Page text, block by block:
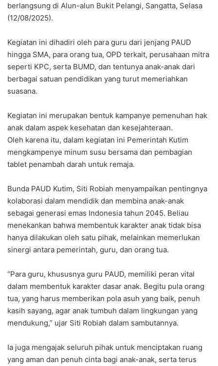
berlangsung di Alun-alun Bukit Pelangi, Sangatta, Selasa
(12/08/2025).
Kegiatan ini dihadiri oleh para guru dari jenjang PAUD
hingga SMA, para orang tua, OPD terkait, perusahaan mitra
seperti KPC, serta BUMD, dan tentunya anak-anak dari
berbagai satuan pendidikan yang turut memeriahkan
suasana.
Kegiatan ini merupakan bentuk kampanye pemenuhan hak
anak dalam aspek kesehatan dan kesejahteraan.
Oleh karena itu, dalam kegiatan ini Pemerintah Kutim
mengkampenye minum susu bersama dan pembagian
tablet penambah darah untuk remaja.
Bunda PAUD Kutim, Siti Robiah menyampaikan pentingnya
kolaborasi dalam mendidik dan membina anak-anak
sebagai generasi emas Indonesia tahun 2045. Beliau
menekankan bahwa membentuk karakter anak tidak bisa
hanya dilakukan oleh satu pihak, melainkan memerlukan
sinergi antara pemerintah, guru, dan orang tua.
“Para guru, khususnya guru PAUD, memiliki peran vital
dalam membentuk karakter dasar anak. Begitu pula orang
tua, yang harus memberikan pola asuh yang baik, penuh
kasih sayang, agar anak tumbuh dalam lingkungan yang
mendukung,” ujar Siti Robiah dalam sambutannya.
Ia juga mengajak seluruh pihak untuk menciptakan ruang
yang aman dan penuh cinta bagi anak-anak, serta terus